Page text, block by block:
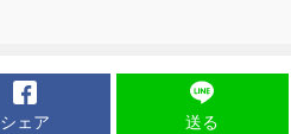
シェア 送る